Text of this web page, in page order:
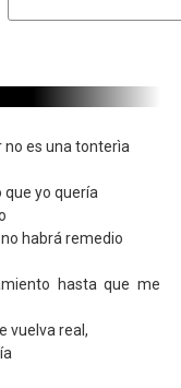
no es una tonterìa
que yo quería
habrá remedio
hasta que me
vuelva real,